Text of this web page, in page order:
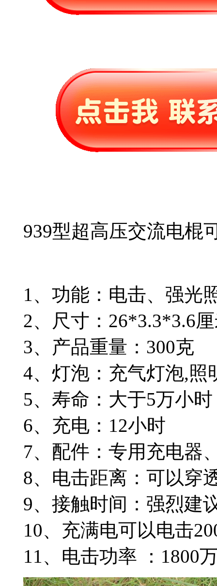
939型超高压交流电棍
1、功能：电击、强光
2、尺寸：26*3.3*3.6
3、产品重量：300克
4、灯泡：充气灯泡,照
5、寿命：大于5万小时
6、充电：12小时
7、配件：专用充电器
8、电击距离：可以穿
9、接触时间：强烈建
10、充满电可以电击
11、电击功率 ：1800